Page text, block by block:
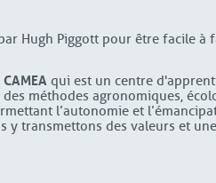
Hugh Piggott pour être facile
CAMEA qui est un centre
des méthodes agronomiques,
l’autonomie et
y transmettons des valeurs et